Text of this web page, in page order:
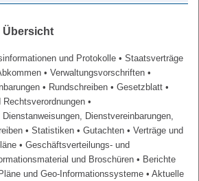
Übersicht
und Protokolle • Staatsverträge
• Verwaltungsvorschriften •
• Rundschreiben • Gesetzblatt •
Rechtsverordnungen •
Dienstvereinbarungen,
• Statistiken • Gutachten • Verträge und
• Geschäftsverteilungs- und
und Broschüren • Berichte
und Geo-Informationssysteme • Aktuelle